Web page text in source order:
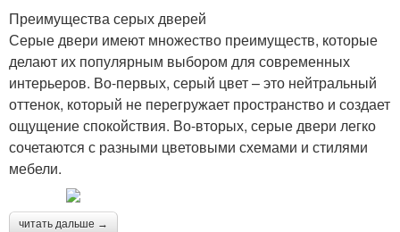
Преимущества серых дверей
Серые двери имеют множество преимуществ, которые
делают их популярным выбором для современных
интерьеров. Во-первых, серый цвет – это нейтральный
оттенок, который не перегружает пространство и создает
ощущение спокойствия. Во-вторых, серые двери легко
сочетаются с разными цветовыми схемами и стилями
мебели.
читать дальше →